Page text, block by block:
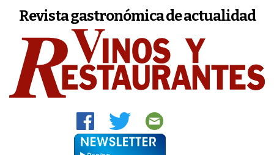
Revista gastronómica de actualidad